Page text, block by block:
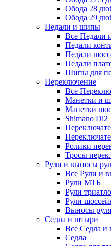
Обода 28
Обода 29
Педали и шипы
Все Педали
Педали
Педали
Педали
Шипы для
Переключение
Все
Манетки и
Манетки
Shimano Di2
Ролики
Тросы
Рули и выносы
Все Рули и
Рули МТБ
Рули
Рули
Выносы руля
Седла и штыри
Все Седла и
Седла